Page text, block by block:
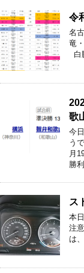
令
名
竜
白
歌
今
う
月
勝
ス
本
注
は